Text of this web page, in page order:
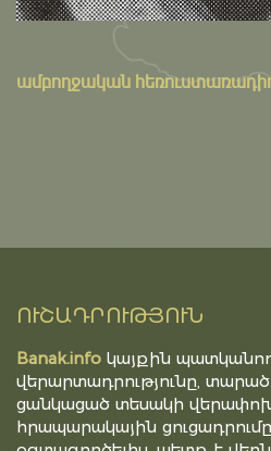
ամբողջական
ՈՒՇԱԴՐՈՒԹՅՈՒՆ
Banak.info կայքին
վերարտադրությունը,
ցանկացած տեսակի
հրապարակային